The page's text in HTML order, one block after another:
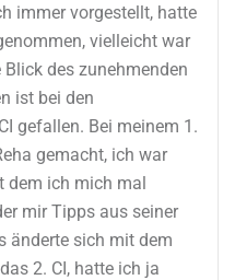
immer vorgestellt, hatte
vielleicht war
des zunehmenden
ist bei den
gefallen. Bei meinem 1.
gemacht, ich war
dem ich mich mal
mir Tipps aus seiner
änderte sich mit dem
2. CI, hatte ich ja